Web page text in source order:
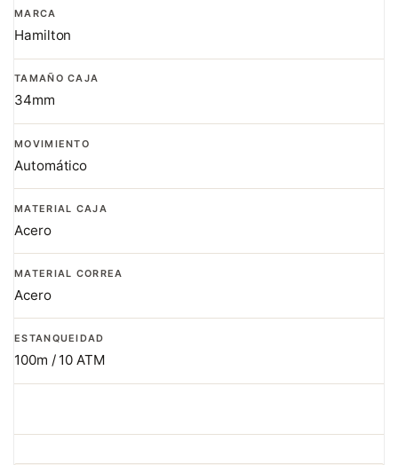
MARCA
Hamilton
TAMAÑO CAJA
34mm
MOVIMIENTO
Automático
MATERIAL CAJA
Acero
MATERIAL CORREA
Acero
ESTANQUEIDAD
100m / 10 ATM